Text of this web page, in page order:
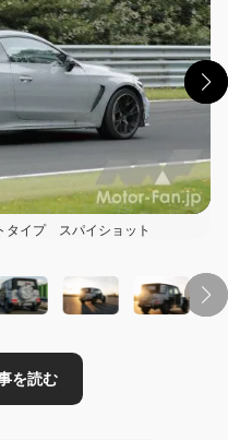
タイプ スパイショット